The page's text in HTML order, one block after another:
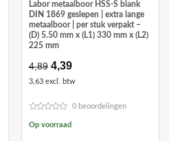
Labor metaalboor HSS-S blank
DIN 1869 geslepen | extra lange
metaalboor | per stuk verpakt –
(D) 5.50 mm x (L1) 330 mm x (L2)
225 mm
4,89 Oorspronkelijke
prijs
was:
4,39Huidige
is:
3,63 excl. btw
0 beoordelingen
Op voorraad